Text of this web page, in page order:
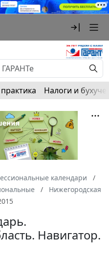
Налоги и
календари
Нижегородская
Навигатор.